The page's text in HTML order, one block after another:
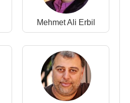
Mehmet Ali Erbil